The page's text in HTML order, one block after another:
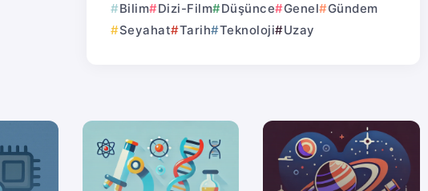
Bilim Dizi-Film Düşünce Genel
Gündem
Seyahat Tarih Teknoloji Uzay